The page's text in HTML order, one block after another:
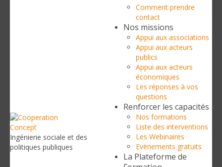
Ingénierie sociale et des
politiques publiques
Comment prendre
contact
Nos missions
Appui aux associations
Appui aux acteurs
publics
Appui aux acteurs
économiques
Les réponses à vos
questions
Renforcer les capacités
Nos formations
Liste des interventions
Les Webinaires
Evènements gratuits
La Plateforme de